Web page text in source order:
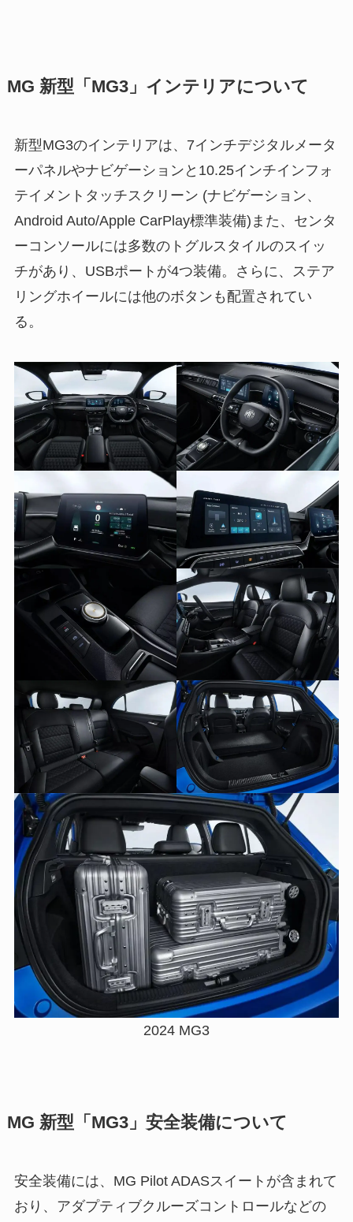
MG 新型「MG3」インテリアについて
新型MG3のインテリアは、7インチデジタルメータ
ーパネルやナビゲーションと10.25インチインフォ
テイメントタッチスクリーン (ナビゲーション、
Android Auto/Apple CarPlay標準装備)また、センタ
ーコンソールには多数のトグルスタイルのスイッ
チがあり、USBポートが4つ装備。さらに、ステア
リングホイールには他のボタンも配置されてい
る。
2024 MG3
MG 新型「MG3」安全装備について
安全装備には、MG Pilot ADASスイートが含まれて
おり、アダプティブクルーズコントロールなどの